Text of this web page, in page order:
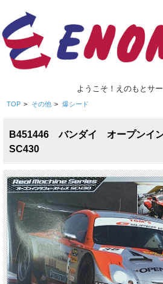
ようこそ！えのもとサ
TOP > その他 > 爆シード
B451446 バンダイ オープンイ
SC430